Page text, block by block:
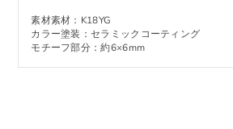
素材素材：K18YG
カラー塗装：セラミックコーティング
モチーフ部分：約6×6mm